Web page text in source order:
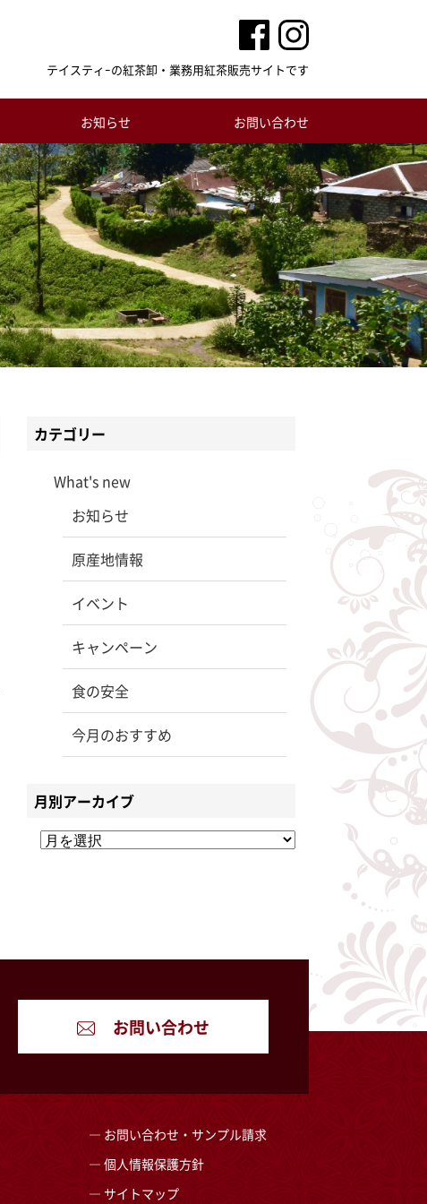
テイスティｰの紅茶卸・業務用紅茶販売サイトです
お知らせ お問い合わせ
カテゴリー
What's new
お知らせ
原産地情報
イベント
キャンペーン
食の安全
今月のおすすめ
月別アーカイブ
お問い合わせ
お問い合わせ・サンプル請求
個人情報保護方針
サイトマップ